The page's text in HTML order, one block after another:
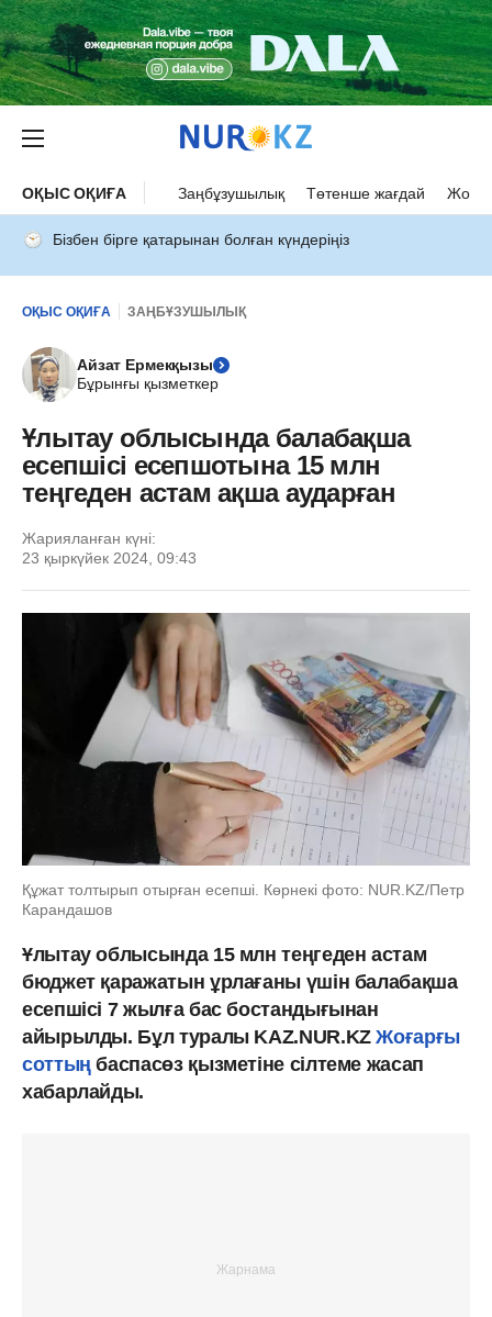
ОҚЫС ОҚИҒА Заңбұзушылық Төтенше жағдай Жол
Бізбен бірге қатарынан болған күндеріңіз
ОҚЫС ОҚИҒА ЗАҢБҰЗУШЫЛЫҚ
Айзат Ермекқызы
Бұрынғы қызметкер
Ұлытау облысында балабақша
есепшісі есепшотына 15 млн
теңгеден астам ақша аударған
Жарияланған күні:
23 қыркүйек 2024, 09:43
Құжат толтырып отырған есепші. Көрнекі фото: NUR.KZ/Петр
Карандашов
Ұлытау облысында 15 млн теңгеден астам
бюджет қаражатын ұрлағаны үшін балабақша
есепшісі 7 жылға бас бостандығынан
айырылды. Бұл туралы KAZ.NUR.KZЖоғарғы
соттыңбаспасөз қызметіне сілтеме жасап
хабарлайды.